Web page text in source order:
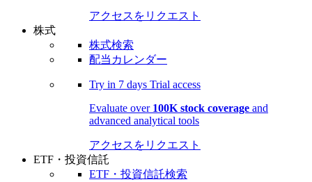
アクセスをリクエスト
株式
株式検索
配当カレンダー
Try in 7 days Trial access
Evaluate over 100K stock coverage and
advanced analytical tools
アクセスをリクエスト
ETF・投資信託
ETF・投資信託検索